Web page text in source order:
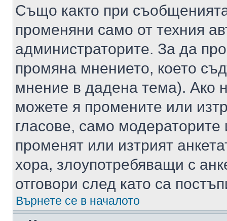
Също както при
променяни само от техния
администраторите. За да
промяна мнението, което
мнение в дадена тема). Ако
можете я промените или
гласове, само
променят или изтрият
хора, злоупотребяващи с
отговори след като са
Върнете се в началото